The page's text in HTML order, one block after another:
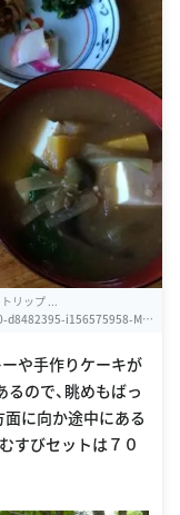
リップ ...
d8482395-i156575958-Mu
や手作りケーキが
ので、眺めもばっ
に向か途中にある
すびセットは７０